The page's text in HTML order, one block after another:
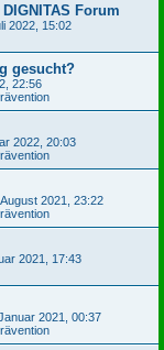
Forum
2022, 15:02
gesucht?
22:56
2022, 20:03
2021, 23:22
2021, 17:43
2021, 00:37